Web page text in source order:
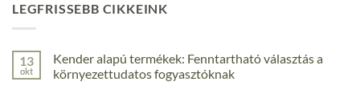
LEGFRISSEBB CIKKEINK
13
okt
Kender alapú termékek: Fenntartható választás a
környezettudatos fogyasztóknak